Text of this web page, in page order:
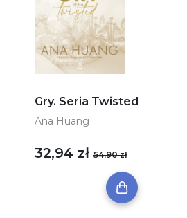
Gry. Seria Twisted
Ana Huang
32,94 zł54,90 zł